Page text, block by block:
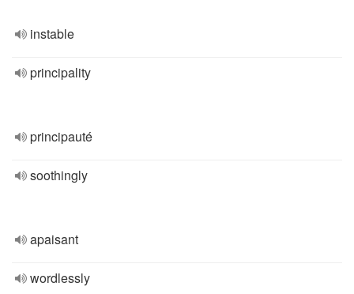
instable
principality
principauté
soothingly
apaisant
wordlessly